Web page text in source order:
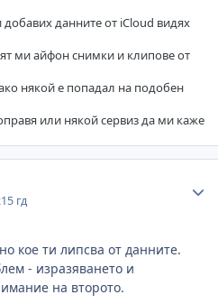
данните от iCloud видях
ми айфон снимки и клипове от
някой е попадал на подобен
или някой сервиз да ми каже
5 гд
кое ти липсва от данните.
- изразяването и
на второто.